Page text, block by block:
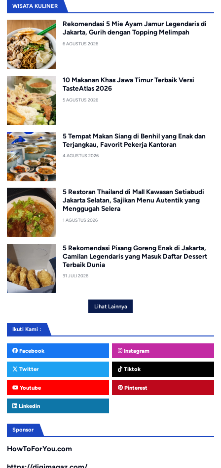
WISATA KULINER
Rekomendasi 5 Mie Ayam Jamur Legendaris di
Jakarta, Gurih dengan Topping Melimpah
6 AGUSTUS 2026
10 Makanan Khas Jawa Timur Terbaik Versi
TasteAtlas 2026
5 AGUSTUS 2026
5 Tempat Makan Siang di Benhil yang Enak dan
Terjangkau, Favorit Pekerja Kantoran
4 AGUSTUS 2026
5 Restoran Thailand di Mall Kawasan Setiabudi
Jakarta Selatan, Sajikan Menu Autentik yang
Menggugah Selera
1 AGUSTUS 2026
5 Rekomendasi Pisang Goreng Enak di Jakarta,
Camilan Legendaris yang Masuk Daftar Dessert
Terbaik Dunia
31 JULI 2026
Lihat Lainnya
Ikuti Kami :
Facebook Instagram
Twitter Tiktok
Youtube Pinterest
Linkedin
Sponsor
HowToForYou.com